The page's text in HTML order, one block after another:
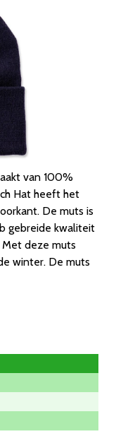
van 100%
Hat heeft het
De muts is
gebreide kwaliteit
deze muts
winter. De muts